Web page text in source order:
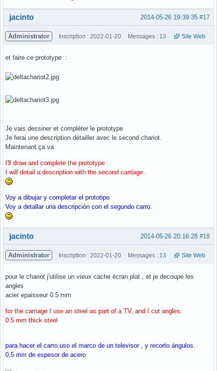
Hors ligne #17
2014-05-26 19:39:35
jacinto
Administrator Inscription : 2022-01-20 Messages : 13 Site Web
et faire ce prototype :
Je vais dessiner et compléter le prototype
Je ferai une description détailler avec le second chariot.
Maintenant ça va
I'll draw and complete the prototype
I will detail a description with the second carriage.
Voy a dibujar y completar el prototipo
Voy a detallar una descripción con el segundo carro.
Hors ligne #18
2014-05-26 20:16:28
jacinto
Administrator Inscription : 2022-01-20 Messages : 13 Site Web
pour le chariot j'utilise un vieux cache écran plat , et je decoupe les
angles
acier epaisseur 0.5 mm
for the carriage I use an steel as part of a TV, and I cut angles.
0.5 mm thick steel
para hacer el carro uso el marco de un televisor , y recorto ángulos.
0,5 mm de espesor de acero